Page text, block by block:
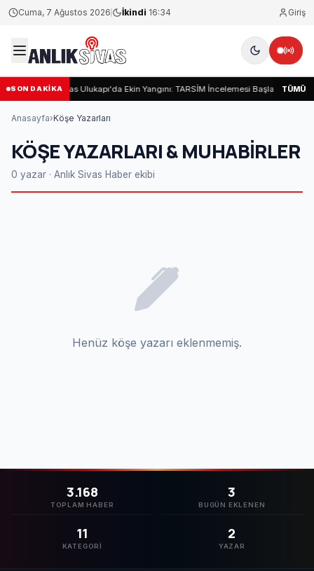
Cuma, 7 Ağustos 2026 İkindi 16:34 Giriş
SON DAKİKASivas Ulukapı'da Ekin Yangını: TARSİM İncelemesi Başladı TÜMÜ
Anasayfa›Köşe Yazarları
KÖŞE YAZARLARI & MUHABIRLER
0 yazar · Anlık Sivas Haber ekibi
Henüz köşe yazarı eklenmemiş.
3.168
TOPLAM HABER
3
BUGÜN EKLENEN
11
KATEGORI
2
YAZAR